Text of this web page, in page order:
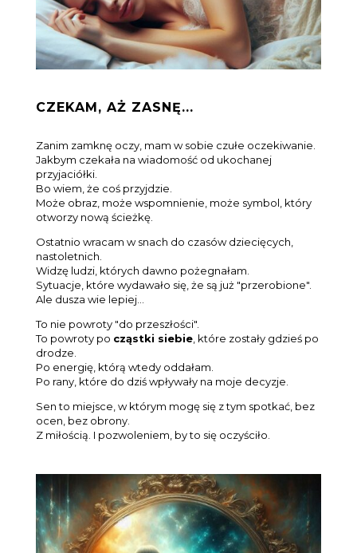
CZEKAM, AŻ ZASNĘ...
Zanim zamknę oczy, mam w sobie czułe oczekiwanie.
Jakbym czekała na wiadomość od ukochanej
przyjaciółki.
Bo wiem, że coś przyjdzie.
Może obraz, może wspomnienie, może symbol, który
otworzy nową ścieżkę.
Ostatnio wracam w snach do czasów dziecięcych,
nastoletnich.
Widzę ludzi, których dawno pożegnałam.
Sytuacje, które wydawało się, że są już "przerobione".
Ale dusza wie lepiej...
To nie powroty "do przeszłości".
To powroty po cząstki siebie, które zostały gdzieś po
drodze.
Po energię, którą wtedy oddałam.
Po rany, które do dziś wpływały na moje decyzje.
Sen to miejsce, w którym mogę się z tym spotkać, bez
ocen, bez obrony.
Z miłością. I pozwoleniem, by to się oczyściło.